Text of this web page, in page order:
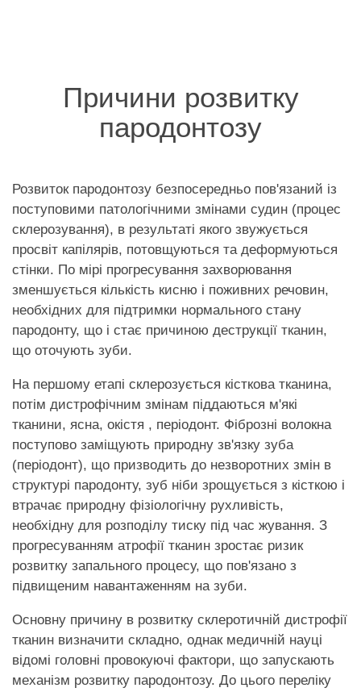
Причини розвитку
пародонтозу
Розвиток пародонтозу безпосередньо пов'язаний із
поступовими патологічними змінами судин (процес
склерозування), в результаті якого звужується
просвіт капілярів, потовщуються та деформуються
стінки. По мірі прогресування захворювання
зменшується кількість кисню і поживних речовин,
необхідних для підтримки нормального стану
пародонту, що і стає причиною деструкції тканин,
що оточують зуби.
На першому етапі склерозується кісткова тканина,
потім дистрофічним змінам піддаються м'які
тканини, ясна, окістя , періодонт. Фіброзні волокна
поступово заміщують природну зв'язку зуба
(періодонт), що призводить до незворотних змін в
структурі пародонту, зуб ніби зрощується з кісткою і
втрачає природну фізіологічну рухливість,
необхідну для розподілу тиску під час жування. З
прогресуванням атрофії тканин зростає ризик
розвитку запального процесу, що пов'язано з
підвищеним навантаженням на зуби.
Основну причину в розвитку склеротичній дистрофії
тканин визначити складно, однак медичній науці
відомі головні провокуючі фактори, що запускають
механізм розвитку пародонтозу. До цього переліку